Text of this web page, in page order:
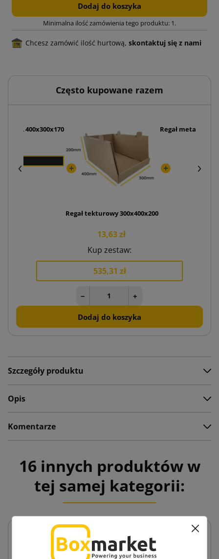
Dodaj do koszyka
Minimalna ilość zamówienia tego produktu: 1.
Chcesz zamówić ilość hurtową, skontaktuj się z nami
Często kupowane razem
XL 400x300x170
Regał tekturowy 300x400x200
13,63 zł
Regał metalowy
Kup zestaw:
535,31 zł
− +
Dodaj do koszyka
Szczegóły produktu
Opis
Komentarze
16 innych produktów w
tej samej kategorii: